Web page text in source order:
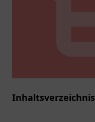
Inhaltsverzeichnis